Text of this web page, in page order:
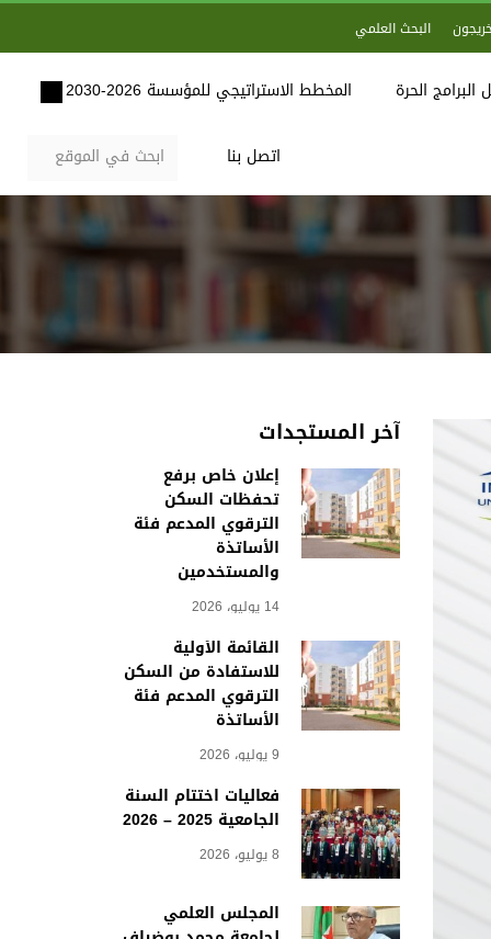
البحث العلمي
البرامج الحرة المخطط الاستراتيجي للمؤسسة 2026-2030
اتصل بنا
آخر المستجدات
إعلان خاص برفع
تحفظات السكن
الترقوي المدعم فئة
الأساتذة
والمستخدمين
14 يوليو، 2026
القائمة الأولية
للاستفادة من السكن
الترقوي المدعم فئة
الأساتذة
9 يوليو، 2026
فعاليات اختتام السنة
الجامعية 2025 – 2026
8 يوليو، 2026
المجلس العلمي